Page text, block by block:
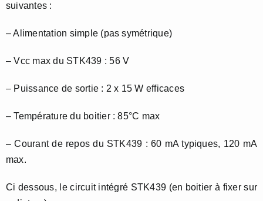
suivantes :
– Alimentation simple (pas symétrique)
– Vcc max du STK439 : 56 V
– Puissance de sortie : 2 x 15 W efficaces
– Température du boitier : 85°C max
– Courant de repos du STK439 : 60 mA typiques, 120 mA
max.
Ci dessous, le circuit intégré STK439 (en boitier à fixer sur